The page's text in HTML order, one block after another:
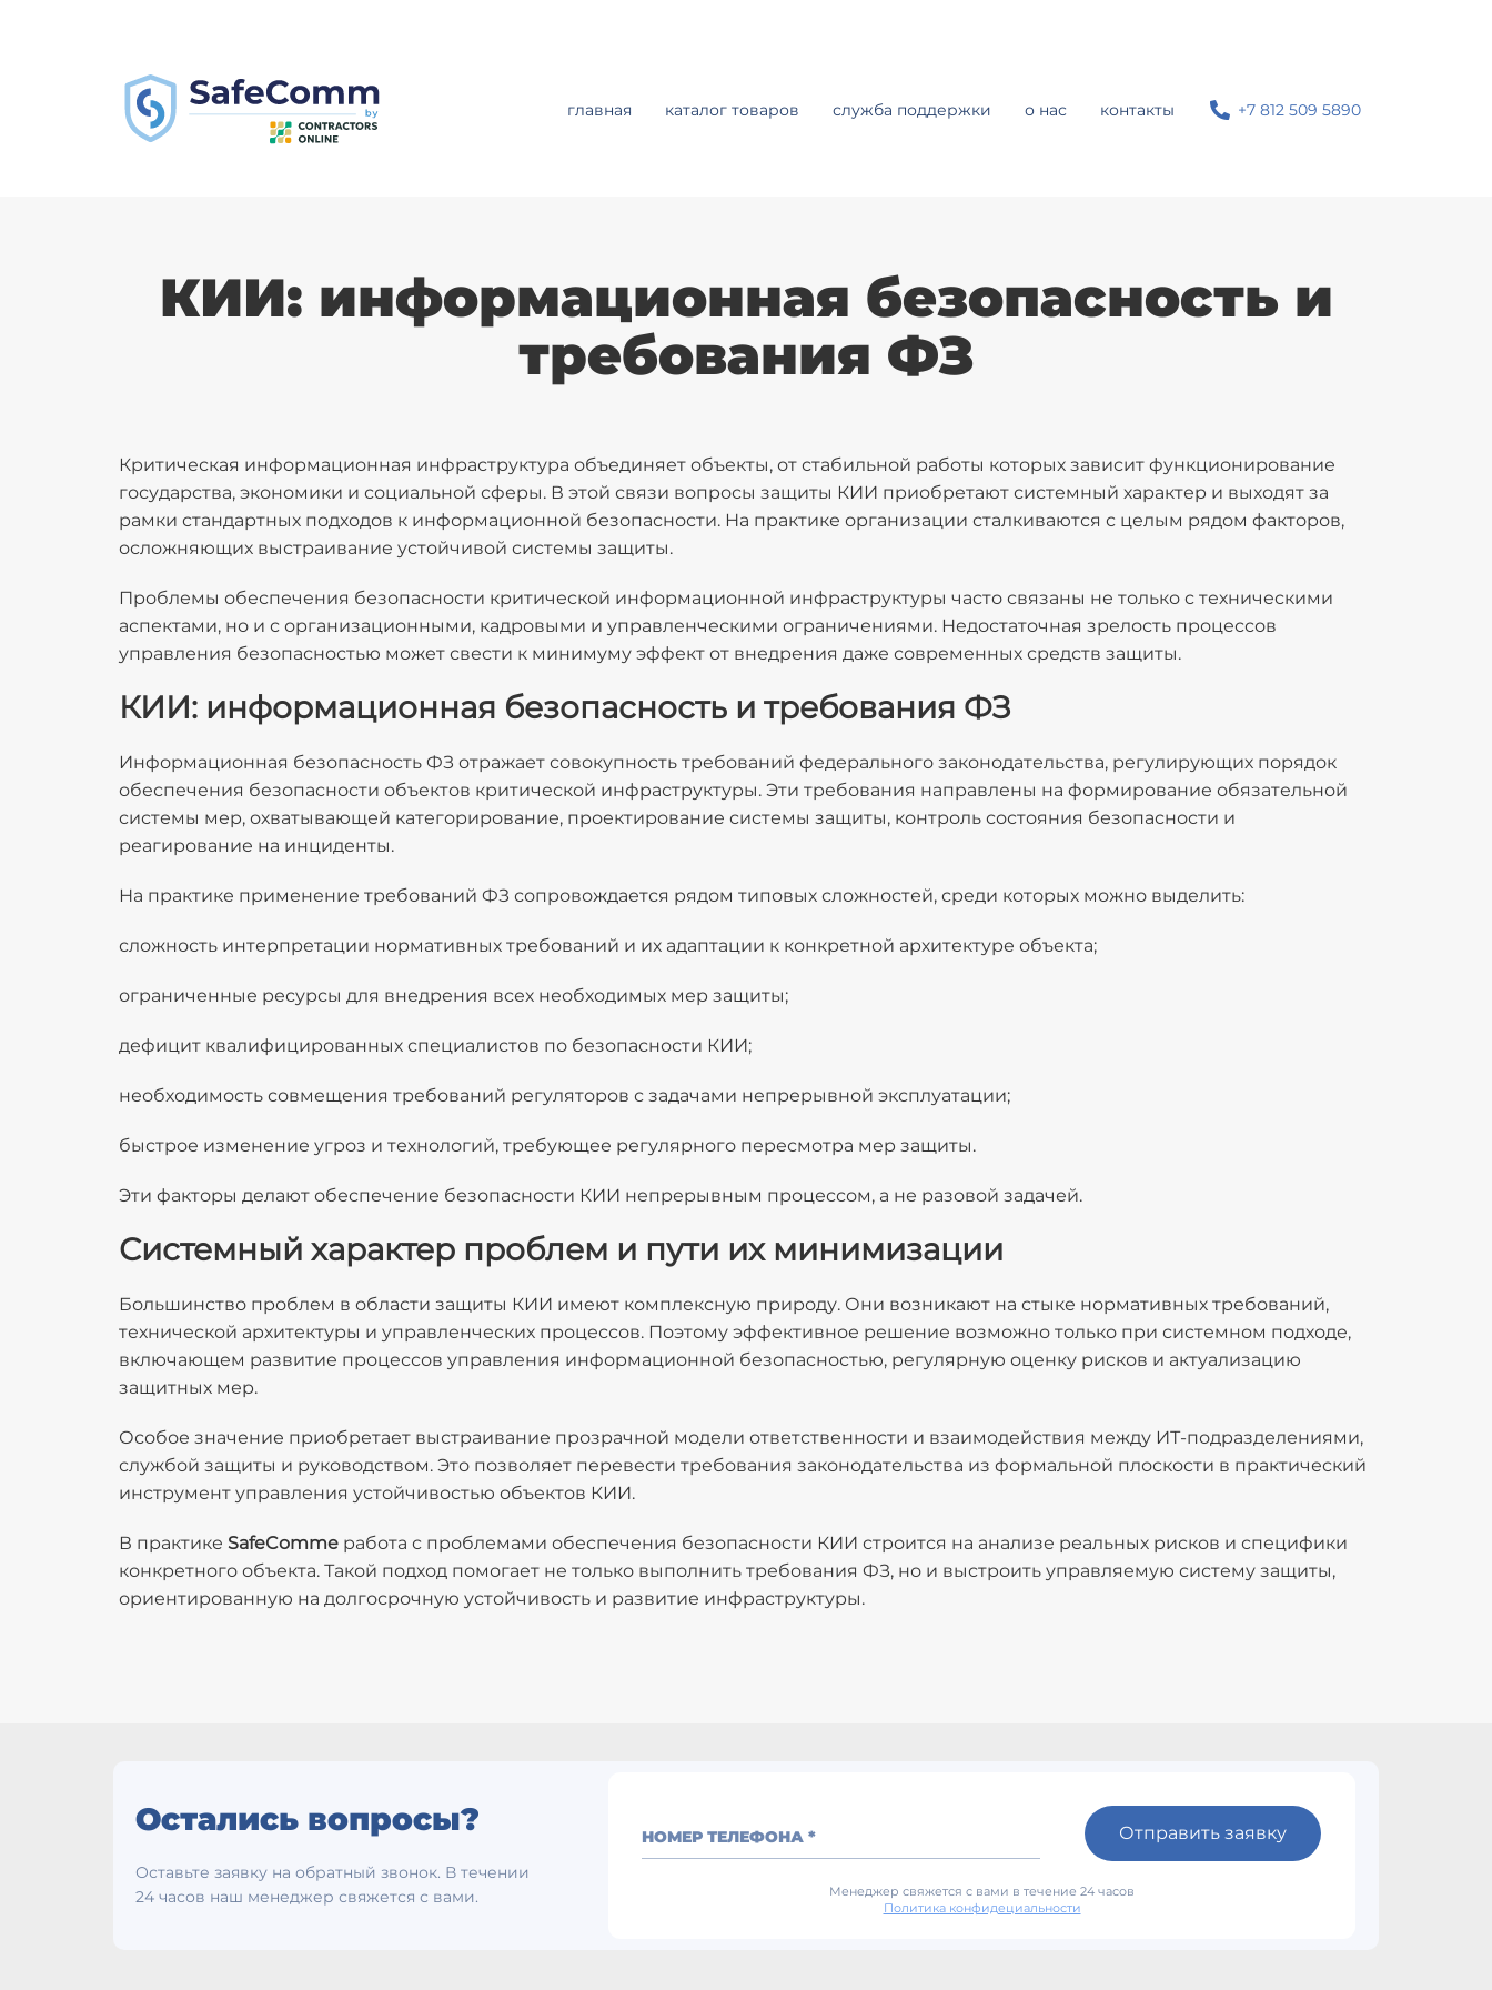
главная каталог товаров служба поддержки о нас контакты +7 812 509 5890
КИИ: информационная безопасность и
требования ФЗ
Критическая информационная инфраструктура объединяет объекты, от стабильной работы которых зависит функционирование
государства, экономики и социальной сферы. В этой связи вопросы защиты КИИ приобретают системный характер и выходят за
рамки стандартных подходов к информационной безопасности. На практике организации сталкиваются с целым рядом факторов,
осложняющих выстраивание устойчивой системы защиты.
Проблемы обеспечения безопасности критической информационной инфраструктуры часто связаны не только с техническими
аспектами, но и с организационными, кадровыми и управленческими ограничениями. Недостаточная зрелость процессов
управления безопасностью может свести к минимуму эффект от внедрения даже современных средств защиты.
КИИ: информационная безопасность и требования ФЗ
Информационная безопасность ФЗ отражает совокупность требований федерального законодательства, регулирующих порядок
обеспечения безопасности объектов критической инфраструктуры. Эти требования направлены на формирование обязательной
системы мер, охватывающей категорирование, проектирование системы защиты, контроль состояния безопасности и
реагирование на инциденты.
На практике применение требований ФЗ сопровождается рядом типовых сложностей, среди которых можно выделить:
сложность интерпретации нормативных требований и их адаптации к конкретной архитектуре объекта;
ограниченные ресурсы для внедрения всех необходимых мер защиты;
дефицит квалифицированных специалистов по безопасности КИИ;
необходимость совмещения требований регуляторов с задачами непрерывной эксплуатации;
быстрое изменение угроз и технологий, требующее регулярного пересмотра мер защиты.
Эти факторы делают обеспечение безопасности КИИ непрерывным процессом, а не разовой задачей.
Системный характер проблем и пути их минимизации
Большинство проблем в области защиты КИИ имеют комплексную природу. Они возникают на стыке нормативных требований,
технической архитектуры и управленческих процессов. Поэтому эффективное решение возможно только при системном подходе,
включающем развитие процессов управления информационной безопасностью, регулярную оценку рисков и актуализацию
защитных мер.
Особое значение приобретает выстраивание прозрачной модели ответственности и взаимодействия между ИТ-подразделениями,
службой защиты и руководством. Это позволяет перевести требования законодательства из формальной плоскости в практический
инструмент управления устойчивостью объектов КИИ.
В практике SafeComme работа с проблемами обеспечения безопасности КИИ строится на анализе реальных рисков и специфики
конкретного объекта. Такой подход помогает не только выполнить требования ФЗ, но и выстроить управляемую систему защиты,
ориентированную на долгосрочную устойчивость и развитие инфраструктуры.
Остались вопросы?
Оставьте заявку на обратный звонок. В течении
24 часов наш менеджер свяжется с вами.
НОМЕР ТЕЛЕФОНА * Отправить заявку
Менеджер свяжется с вами в течение 24 часов
Политика конфидециальности